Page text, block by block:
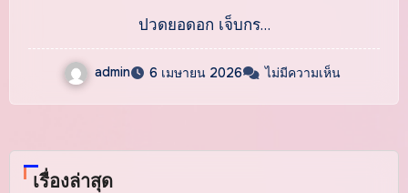
ปวดยอดอก เจ็บกร…
admin 6 เมษายน 2026 ไม่มีความเห็น
เรื่องล่าสุด